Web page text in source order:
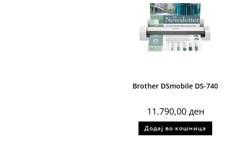
Brother DSmobile DS-740
11.790,00 ден
Додај во кошница